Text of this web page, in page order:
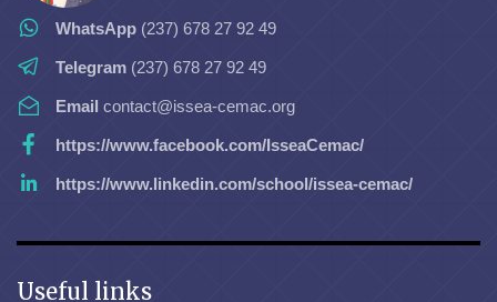
WhatsApp (237) 678 27 92 49
Telegram (237) 678 27 92 49
Email contact@issea-cemac.org
https://www.facebook.com/IsseaCemac/
https://www.linkedin.com/school/issea-cemac/
Useful links